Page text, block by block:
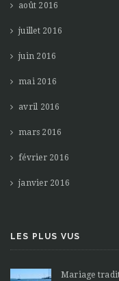
août 2016
juillet 2016
juin 2016
mai 2016
avril 2016
mars 2016
février 2016
janvier 2016
LES PLUS VUS
Mariage